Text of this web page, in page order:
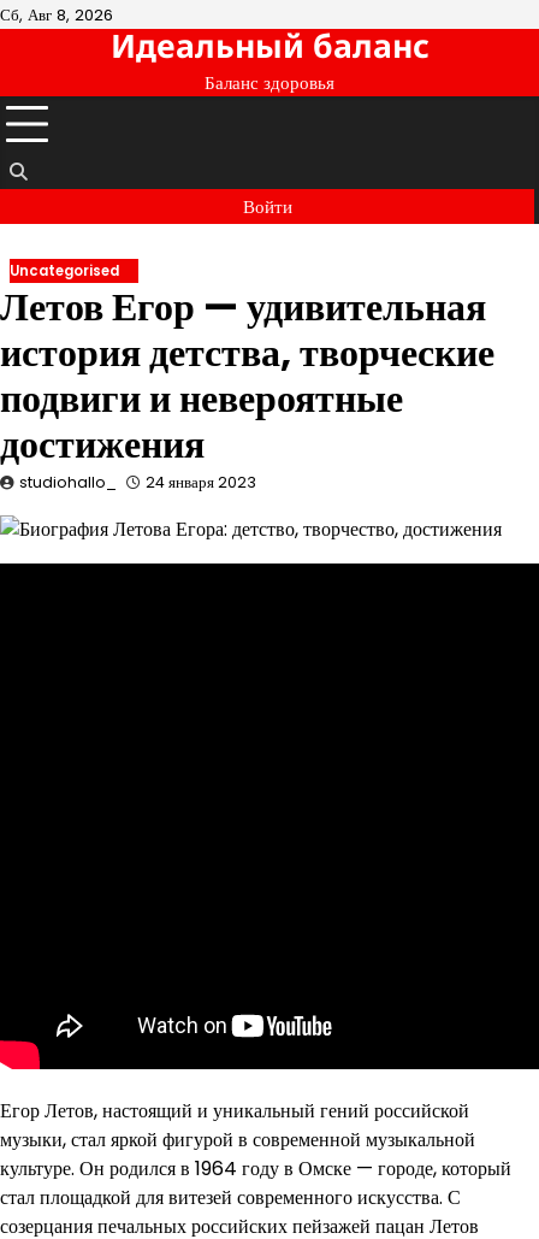
Перейти
Сб, Авг 8, 2026
Идеальный баланс
Баланс здоровья
Войти
Uncategorised
Летов Егор — удивительная
история детства, творческие
подвиги и невероятные
достижения
studiohallo_ 24 января 2023
Егор Летов, настоящий и уникальный гений российской
музыки, стал яркой фигурой в современной музыкальной
культуре. Он родился в 1964 году в Омске — городе, который
стал площадкой для витезей современного искусства. С
созерцания печальных российских пейзажей пацан Летов